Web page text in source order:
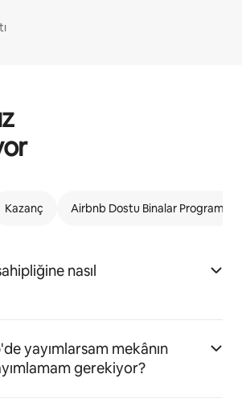
Kazanç Airbnb Dostu Binalar Programı
nasıl
yayımlarsam mekânın
gerekiyor?